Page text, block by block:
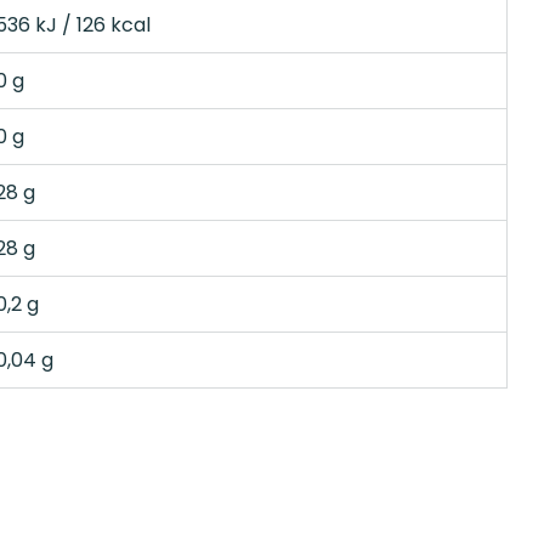
kJ / 126 kcal
g
g
g
g
g
g